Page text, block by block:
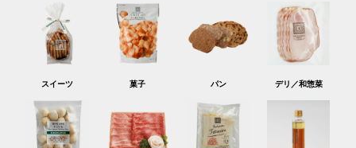
スイーツ 菓子 パン デリ／和惣菜